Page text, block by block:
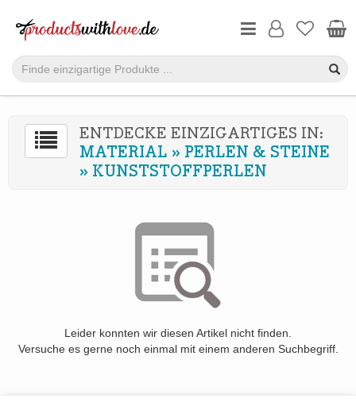
ENTDECKE EINZIGARTIGES IN:
MATERIAL » PERLEN & STEINE
» KUNSTSTOFFPERLEN
Leider konnten wir diesen Artikel nicht finden.
Versuche es gerne noch einmal mit einem anderen Suchbegriff.